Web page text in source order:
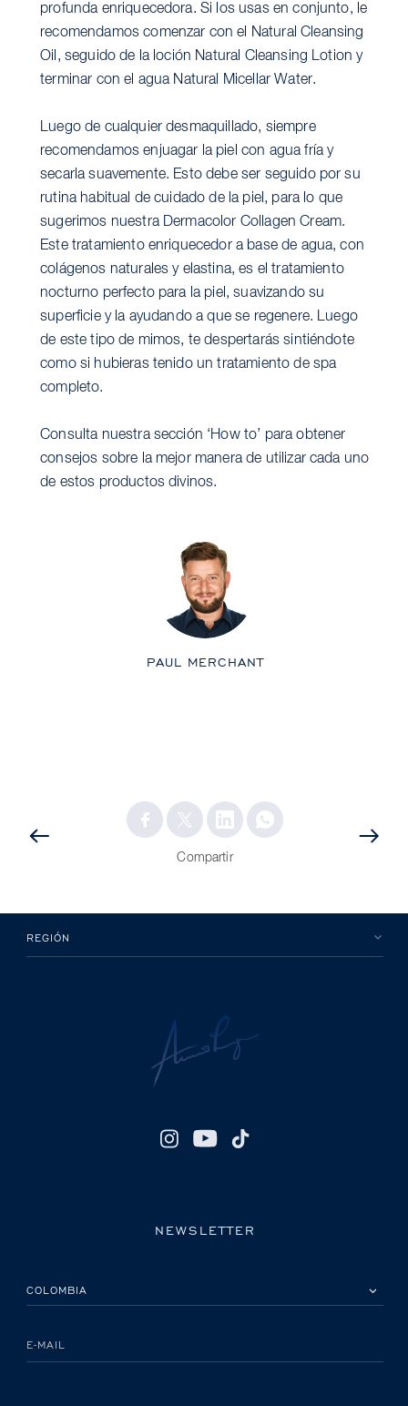
profunda enriquecedora. Si los usas en conjunto, le
recomendamos comenzar con el Natural Cleansing
Oil, seguido de la loción Natural Cleansing Lotion y
terminar con el agua Natural Micellar Water.
Luego de cualquier desmaquillado, siempre
recomendamos enjuagar la piel con agua fría y
secarla suavemente. Esto debe ser seguido por su
rutina habitual de cuidado de la piel, para lo que
sugerimos nuestra Dermacolor Collagen Cream.
Este tratamiento enriquecedor a base de agua, con
colágenos naturales y elastina, es el tratamiento
nocturno perfecto para la piel, suavizando su
superficie y la ayudando a que se regenere. Luego
de este tipo de mimos, te despertarás sintiéndote
como si hubieras tenido un tratamiento de spa
completo.
Consulta nuestra sección ‘How to’ para obtener
consejos sobre la mejor manera de utilizar cada uno
de estos productos divinos.
PAUL MERCHANT
ANTERIOR
Compartir
REGIÓN
NEWSLETTER
E-MAIL